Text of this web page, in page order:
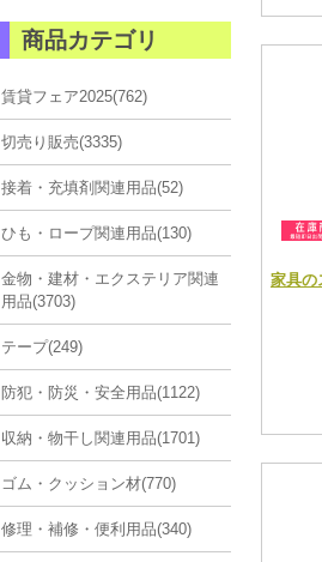
商品カテゴリ
賃貸フェア2025(762)
切売り販売(3335)
接着・充填剤関連用品(52)
ひも・ロープ関連用品(130)
金物・建材・エクステリア関連
用品(3703)
テープ(249)
防犯・防災・安全用品(1122)
収納・物干し関連用品(1701)
ゴム・クッション材(770)
修理・補修・便利用品(340)
家具